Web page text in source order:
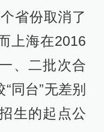
省份取消了
上海在2016
、二批次合
同台”无差别
生的起点公